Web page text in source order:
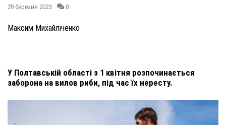
29 березня 2023 0
Максим Михайліченко
У Полтавській області з 1 квітня розпочинається
заборона на вилов риби, під час їх нересту.